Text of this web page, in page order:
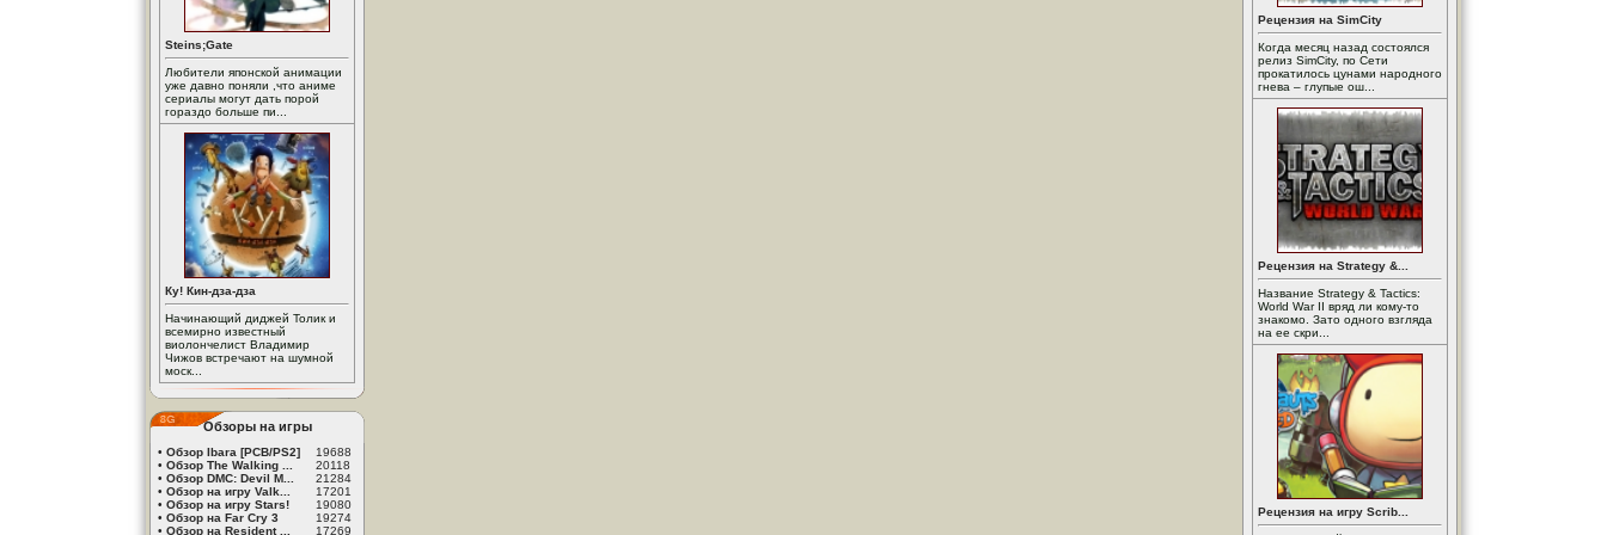
Steins;Gate
Любители японской анимации
уже давно поняли ,что аниме
сериалы могут дать порой
гораздо больше пи...
Ку! Кин-дза-дза
Начинающий диджей Толик и
всемирно известный
виолончелист Владимир
Чижов встречают на шумной
моск...
Обзоры на игры
• Обзор Ibara [PCB/PS2]
19688
• Обзор The Walking ...
20118
• Обзор DMC: Devil M...
21284
• Обзор на игру Valk...
17201
• Обзор на игру Stars!
19080
• Обзор на Far Cry 3
19274
• Обзор на Resident ... 17269
Рецензия на SimCity
Когда месяц назад состоялся
релиз SimCity, по Сети
прокатилось цунами народного
гнева – глупые ош...
Рецензия на Strategy &...
Название Strategy & Tactics:
World War II вряд ли кому-то
знакомо. Зато одного взгляда
на ее скри...
Рецензия на игру Scrib...